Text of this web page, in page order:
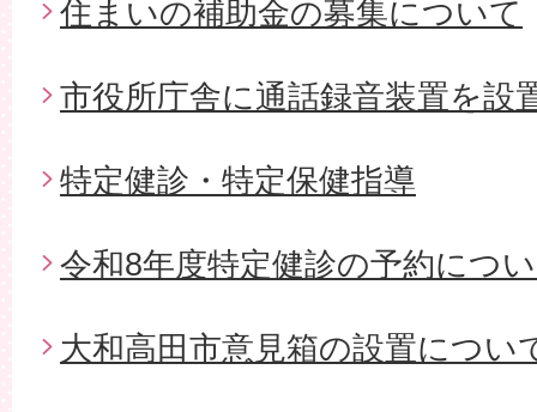
住まいの補助金の募集について
市役所庁舎に通話録音装置を設
特定健診・特定保健指導
令和8年度特定健診の予約につ
大和高田市意見箱の設置につい